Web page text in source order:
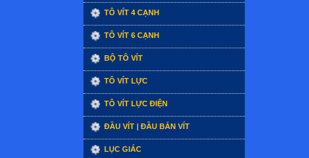
TÔ VÍT 4 CẠNH
TÔ VÍT 6 CẠNH
BỘ TÔ VÍT
TÔ VÍT LỰC
TÔ VÍT LỰC ĐIỆN
ĐẦU VÍT | ĐẦU BẮN VÍT
LỤC GIÁC